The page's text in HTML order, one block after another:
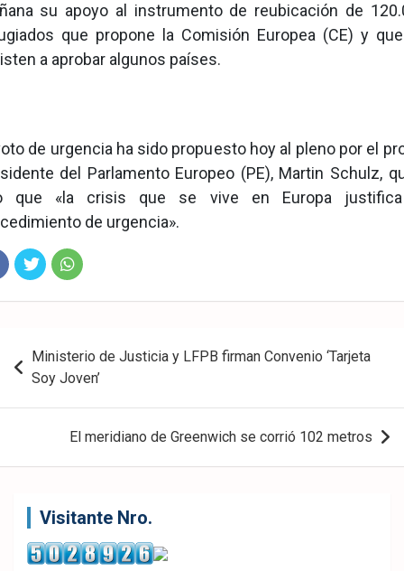
ter
tsA
pp
su apoyo al instrumento de reubicación de
que propone la Comisión Europea (CE) y
a aprobar algunos países.
de urgencia ha sido propuesto hoy al pleno por el
del Parlamento Europeo (PE), Martin Schulz,
que «la crisis que se vive en Europa
de urgencia».
pp
Navegación
de
entradas
Ministerio de Justicia y LFPB firman Convenio ‘Tarjeta
Soy Joven’
El meridiano de Greenwich se corrió 102 metros
Visitante Nro.